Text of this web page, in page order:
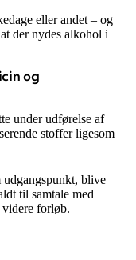
eller andet – og
der nydes alkohol i
og
under udførelse af
stoffer ligesom
udgangspunkt, blive
til samtale med
forløb.